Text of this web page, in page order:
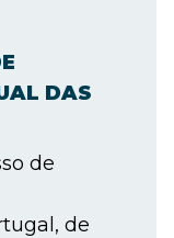
DAS
de
de